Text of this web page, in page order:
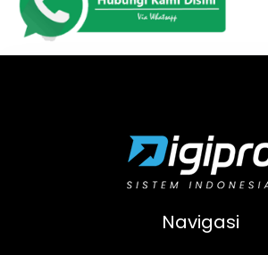
Navigasi